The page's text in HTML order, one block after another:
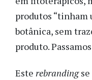
produtos “tinham
botânica, sem
produto.
Este rebrandingse